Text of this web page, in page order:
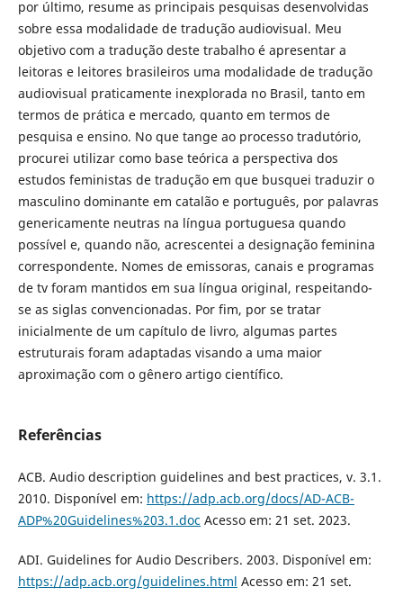
por último, resume as principais pesquisas desenvolvidas
sobre essa modalidade de tradução audiovisual. Meu
objetivo com a tradução deste trabalho é apresentar a
leitoras e leitores brasileiros uma modalidade de tradução
audiovisual praticamente inexplorada no Brasil, tanto em
termos de prática e mercado, quanto em termos de
pesquisa e ensino. No que tange ao processo tradutório,
procurei utilizar como base teórica a perspectiva dos
estudos feministas de tradução em que busquei traduzir o
masculino dominante em catalão e português, por palavras
genericamente neutras na língua portuguesa quando
possível e, quando não, acrescentei a designação feminina
correspondente. Nomes de emissoras, canais e programas
de tv foram mantidos em sua língua original, respeitando-
se as siglas convencionadas. Por fim, por se tratar
inicialmente de um capítulo de livro, algumas partes
estruturais foram adaptadas visando a uma maior
aproximação com o gênero artigo científico.
Referências
ACB. Audio description guidelines and best practices, v. 3.1.
2010. Disponível em: https://adp.acb.org/docs/AD-ACB-
ADP%20Guidelines%203.1.doc Acesso em: 21 set. 2023.
ADI. Guidelines for Audio Describers. 2003. Disponível em:
https://adp.acb.org/guidelines.html Acesso em: 21 set.